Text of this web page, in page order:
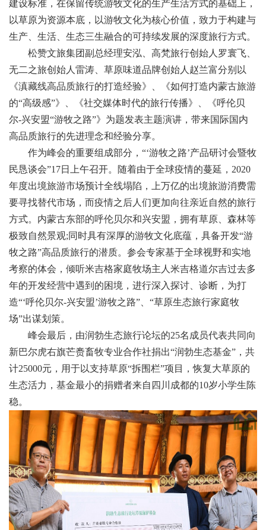
建设标准，在保留传统游牧文化的生产生活方式的基础上，
以草原为资源本底，以游牧文化为核心价值，致力于构建与
生产、生活、生态三生融合的可持续发展的深度旅行方式。
松赞文旅集团副总经理安泓、高梵旅行创始人罗寰飞、
无二之旅创始人雷涛、草原味道品牌创始人赵兰富分别以
《滇藏线高品质旅行的打造经验》、《如何打造内蒙古旅游
的“高级感”》、《社交媒体时代的旅行传播》、《呼伦贝
尔-兴安盟“游牧之路”》为题发表主题演讲，带来国际国内
高品质旅行的先进理念和经验分享。
作为峰会的重要组成部分，“‘游牧之路’产品研讨会暨牧
民恳谈会”17日上午召开。随着由于全球疫情的蔓延，2020
年度出境旅游市场预计全线塌陷，上万亿的出境旅游消费需
要寻找替代市场，而疫情之后人们更加向往亲近自然的旅行
方式。内蒙古东部的呼伦贝尔和兴安盟，拥有草原、森林等
极致自然景观;同时具有深厚的游牧文化底蕴，具备开发“游
牧之路”高品质旅行的潜质。参会专家基于全球视野和实地
考察的体会，倾听米吉格家庭牧场主人米吉格道尔吉过去多
年的开发经营中遇到的困境，进行深入探讨、诊断，为打
造“‘呼伦贝尔-兴安盟’游牧之路”、“草原生态旅行家庭牧
场”出谋划策。
峰会最后，由润勃生态旅行论坛的25名成员代表共同向
新巴尔虎右旗芒赉畜牧专业合作社捐出“润勃生态基金”，共
计25000元，用于以支持草原“拆围栏”项目，恢复大草原的
生态活力，基金最小的捐赠者来自四川成都的10岁小学生陈
稳。